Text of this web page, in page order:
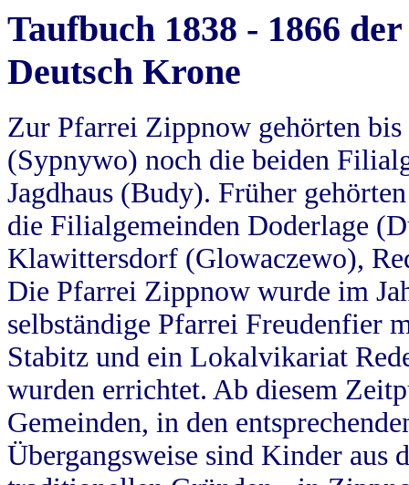
Taufbuch 1838 - 1866
Deutsch Krone
Zur Pfarrei Zippnow gehörten
(Sypnywo) noch die beiden
Jagdhaus (Budy). Früher
die Filialgemeinden Doderlage
Klawittersdorf (Glowaczewo),
Die Pfarrei Zippnow wurde im
selbständige Pfarrei Freudenfier
Stabitz und ein Lokalvikariat
wurden errichtet. Ab diesem
Gemeinden, in den
Übergangsweise sind Kinder aus